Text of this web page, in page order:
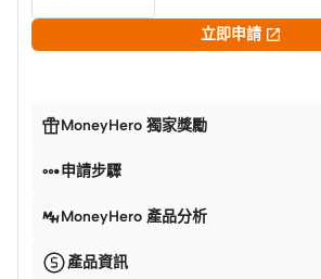
立即申請 
MoneyHero 獨家獎勵
申請步驟
MoneyHero 產品分析
產品資訊